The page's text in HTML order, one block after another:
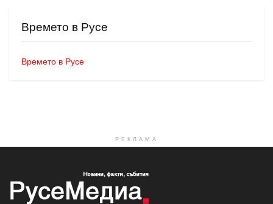
Времето в Русе
Времето в Русе
РЕКЛАМА